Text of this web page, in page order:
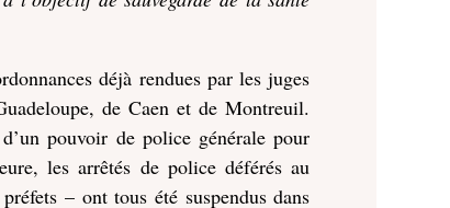
déjà rendues par les juges
de Caen et de Montreuil.
pouvoir de police générale pour
les arrêtés de police déférés au
– ont tous été suspendus dans